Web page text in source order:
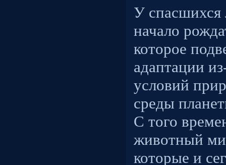
У
начало
которое
адаптации
условий
среды
С того
животный
которые и